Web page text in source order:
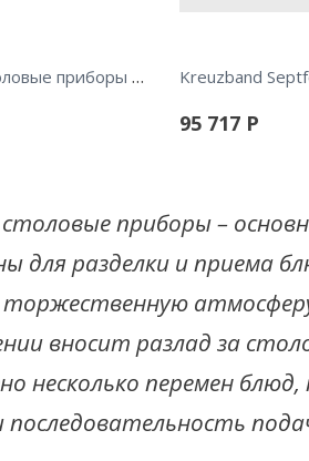
Coupole 18/10 Столовые приборы 24пр.
95 717 Р
столовые приборы –
для разделки и приема
вносит разлад за
несколько перемен
последовательность